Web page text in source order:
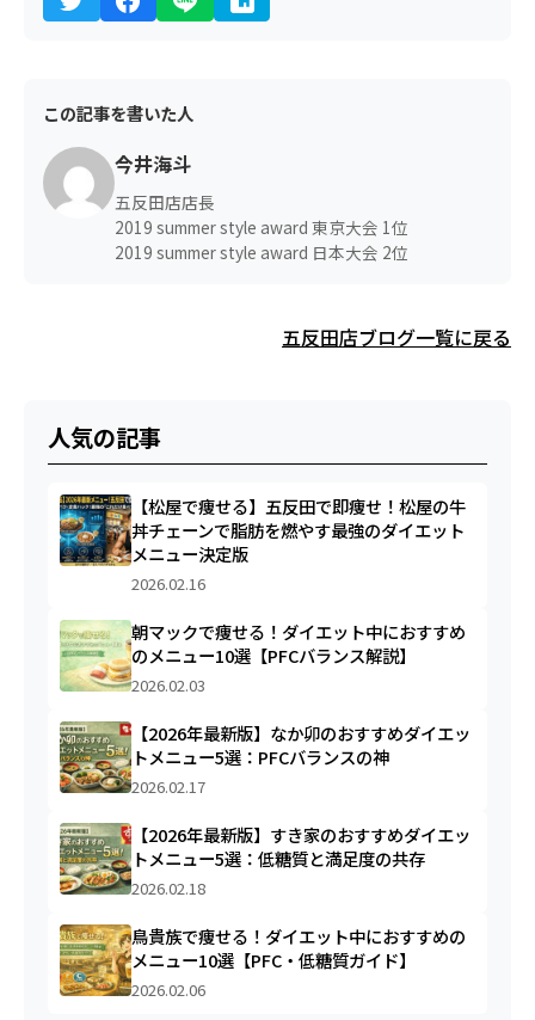
この記事を書いた人
今井海斗
五反田店店長
2019 summer style award 東京大会 1位
2019 summer style award 日本大会 2位
五反田店ブログ一覧に戻る
人気の記事
【松屋で痩せる】五反田で即痩せ！松屋の牛
丼チェーンで脂肪を燃やす最強のダイエット
メニュー決定版
2026.02.16
朝マックで痩せる！ダイエット中におすすめ
のメニュー10選【PFCバランス解説】
2026.02.03
【2026年最新版】なか卯のおすすめダイエッ
トメニュー5選：PFCバランスの神
2026.02.17
【2026年最新版】すき家のおすすめダイエッ
トメニュー5選：低糖質と満足度の共存
2026.02.18
鳥貴族で痩せる！ダイエット中におすすめの
メニュー10選【PFC・低糖質ガイド】
2026.02.06